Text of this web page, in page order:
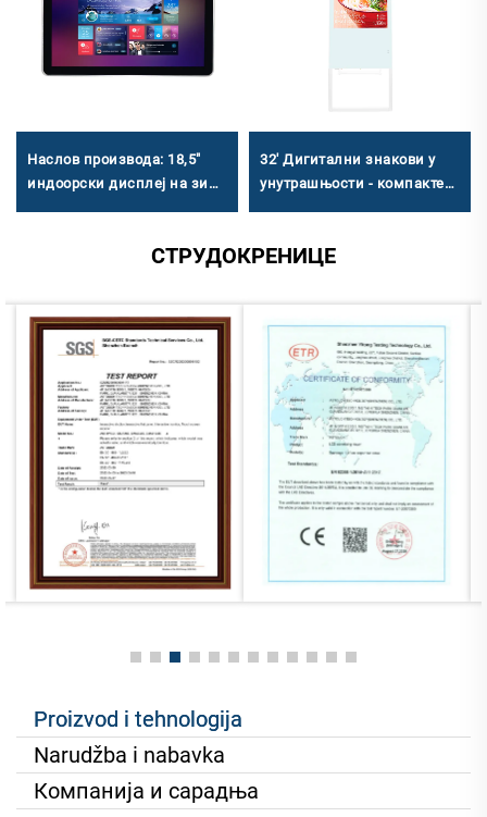
Наслов производа: 18,5"
индоорски дисплеј на зиду
више оперативних система
32' Дигитални знакови у
унутрашњости - компактен
употребу
СТРУДОКРЕНИЦЕ
Proizvod i tehnologija
Narudžba i nabavka
Компанија и сарадња